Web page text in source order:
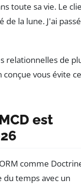
toute sa vie. Le
la lune. J'ai
relationnelles de
vous évite ce
est
comme
temps avec un